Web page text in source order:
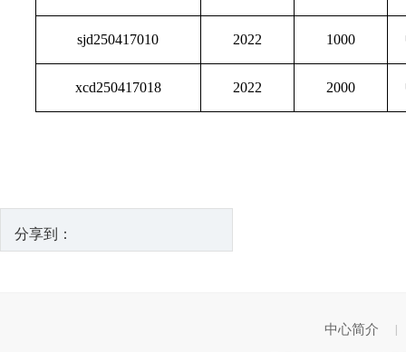
sjd250417010 2022 1000
xcd250417018 2022 2000
分享到：
中心简介